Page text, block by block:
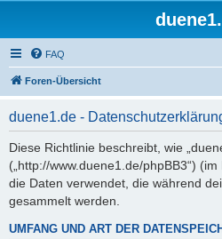
FAQ
Foren-Übersicht
duene1.de -
Diese Richtlinie beschreibt, wie
(„http://www.duene1.de/phpBB3“)
die Daten verwendet, die während
gesammelt werden.
UMFANG UND ART DER